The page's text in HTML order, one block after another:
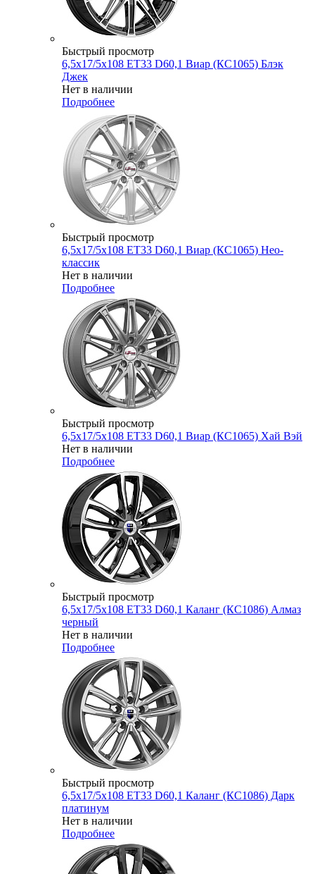
Быстрый просмотр
6,5x17/5x108 ET33 D60,1 Виар (КС1065) Блэк
Джек
Нет в наличии
Подробнее
Быстрый просмотр
6,5x17/5x108 ET33 D60,1 Виар (КС1065) Нео-
классик
Нет в наличии
Подробнее
Быстрый просмотр
6,5x17/5x108 ET33 D60,1 Виар (КС1065) Хай Вэй
Нет в наличии
Подробнее
Быстрый просмотр
6,5x17/5x108 ET33 D60,1 Каланг (КС1086) Алмаз
черный
Нет в наличии
Подробнее
Быстрый просмотр
6,5x17/5x108 ET33 D60,1 Каланг (КС1086) Дарк
платинум
Нет в наличии
Подробнее